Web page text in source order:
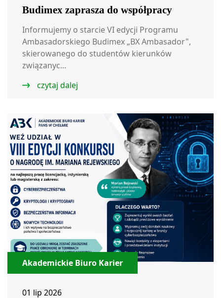
Budimex zaprasza do współpracy
Informujemy o starcie VI edycji Programu
Ambasadorskiego Budimex „BX Ambasador",
skierowanego do studentów kierunków
związanyc...
czytaj dalej
Akademickie Biuro Karier
01 lip 2026